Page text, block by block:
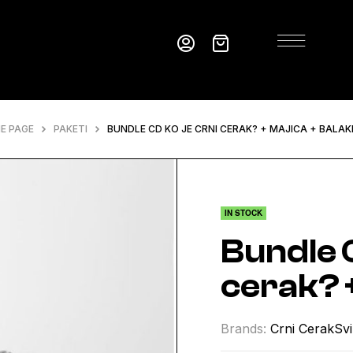
PAGE PAKETI BUNDLE CD KO JE CRNI CERAK? + MAJICA +
IN STOCK
Bundle
cerak?
Brands: Crni Cerak